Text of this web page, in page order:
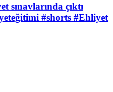
sınavlarında çıktı
#shorts #Ehliyet